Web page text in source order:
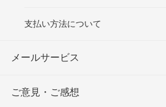
支払い方法について
メールサービス
ご意見・ご感想